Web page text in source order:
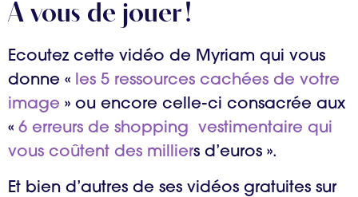
A vous de jouer !
Ecoutez cette vidéo de Myriam qui vous
donne « les 5 ressources cachées de votre
image » ou encore celle-ci consacrée aux
« 6 erreurs de shopping vestimentaire qui
vous coûtent des milliers d’euros ».
Et bien d’autres de ses vidéos gratuites sur